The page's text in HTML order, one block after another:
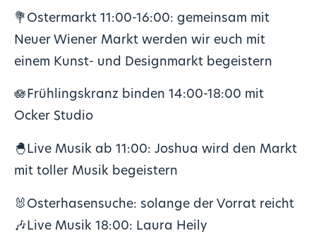
💐Ostermarkt 11:00-16:00: gemeinsam mit
Neuer Wiener Marktwerden wir euch mit
einem Kunst- und Designmarkt begeistern
🪷Frühlingskranz binden 14:00-18:00 mit
Ocker Studio
🐣Live Musik ab 11:00: Joshua wird den Markt
mit toller Musik begeistern
🐰Osterhasensuche: solange der Vorrat reicht
🎶Live Musik 18:00: Laura Heily